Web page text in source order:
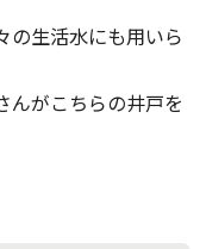
の生活水にも用いら
んがこちらの井戸を